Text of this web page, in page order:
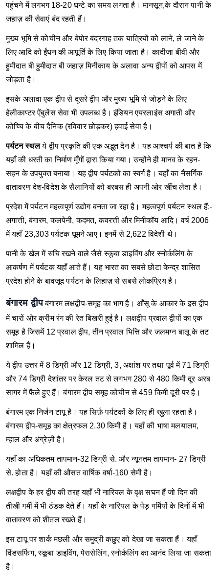
पहुंचने में लगभग 18-20 घन्टे का समय लगता है। मानसून,के दौरान पानी के
जहाज़ की सेवाएं बंद रहती हैं।
मुख्‍य भूमि से कोचीन और बेपोर बंदरगाह तक यात्रियों को लाने, ले जाने के
लिए आदि को ईंधन की आपूर्ति के लिए किया जाता है। कादीजा बीवी और
हुमीदात बी हुमीदात बी जहाज़ मिनीकाय के अलावा अन्‍य द्वीपों को आपस में
जोड़ता है।
इसके अलावा एक द्वीप से दूसरे द्वीप और मुख्‍य भूमि से जोड़ने के लिए
हेलीकाप्‍टर ऐंबुलेंस सेवा भी उपलब्‍ध है। इंडियन एयरलाइंस अगाती और
कोच्चि के बीच दैनिक (रविवार छोड़कर) हवाई सेवा है।
पर्यटन स्‍थल ये द्वीप प्रकृति की एक अद्भुत देन है। यह आश्चर्य की बात है कि
यहाँ की धरती का निर्माण मूँगों द्वारा किया गया। उन्होंने ही मानव के रहन-
सहन के उपयुक्त बनाया। यह द्वीप पर्यटकों का स्वर्ग है। यहाँ का नैसर्गिक
वातावरण देश-विदेश के सैलानियों को बरबस ही अपनी ओर खींच लेता है।
प्रदेश में पर्यटन महत्‍वपूर्ण उद्योग बनता जा रहा है। महत्‍वपूर्ण पर्यटन स्‍थल हैं:-
अगात्ती, बंगारम, कलपेनी, कदमत, कवरत्ती और मिनीकॉय आदि। वर्ष 2006
में यहाँ 23,303 पर्यटक घूमने आए। इनमें से 2,622 विदेशी थे।
पानी के खेल में रुचि रखने वाले जैसे स्कूबा डाइविंग और स्नोर्कलिंग के
आकर्षण में पर्यटक यहाँ आते हैं। यह भारत का सबसे छोटा केन्द्र शासित
प्रदेश होने के बावजूद पर्यटन के लिहाज़ से सबसे लोकप्रिय है।
बंगारम द्वीप बंगारम लक्षद्वीप-समूह का भाग है। आँसू के आकार के इस द्वीप
में चारों ओर क्रीम रंग की रेत बिखरी हुई है। लक्षद्वीप प्रवाल द्वीपों का एक
समूह है जिसमें 12 प्रवाल द्वीप, तीन प्रवाल भित्ति और जलमग्‍न बालू के तट
शामिल हैं।
ये द्वीप उत्तर में 8 डिग्री और 12 डिग्री, 3, अक्षांश पर तथा पूर्व में 71 डिग्री
और 74 डिग्री देशांतर पर केरल तट से लगभग 280 से 480 किमी दूर अरब
सागर में फैले हुए हैं। बंगारम द्वीप समूह कोचीन से 459 किमी दूरी पर है।
बंगारम एक निर्जन टापू है। यह सिर्फ़ पर्यटकों के लिए ही खुला रहता है।
बंगारम द्वीप-समूह का क्षेत्रफल 2.30 किमी है। यहाँ की भाषा मलयालम,
म्हाल और अंग्रेज़ी है।
यहाँ का अधिकतम तापमान-32 डिग्री से. और न्यूनतम तापमान- 27 डिग्री
से. होता है। यहाँ की औसत वार्षिक वर्षा-160 सेमी है।
लक्षद्वीप के हर द्वीप की तरह यहाँ भी नारियल के वृक्ष सघन हैं जो दिन की
तीखी गर्मी में भी ठंडक देते हैं। यहाँ के नारियल के पेड़ गर्मियों के दिनों में भी
वातावरण को शीतल रखते हैं।
इस टापू पर शार्क मछली और समुद्री कछुए को देखा जा सकता हैं। यहाँ
विंडसर्फिग, स्कूबा डाइविंग, पेरासेलिंग, स्नोर्कलिंग का आनंद लिया जा सकता
है।